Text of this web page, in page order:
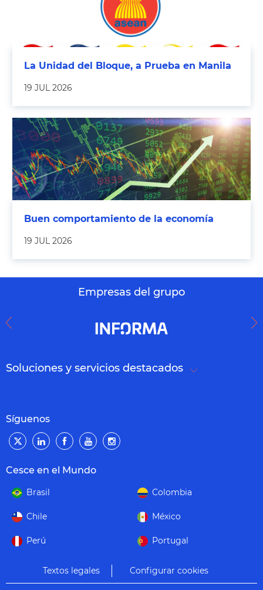
La Unidad del Bloque, a Prueba en Manila
19 JUL 2026
Buen comportamiento de la economía
19 JUL 2026
Empresas del grupo
Soluciones y servicios destacados
Síguenos
Cesce en el Mundo
Brasil Colombia
Chile México
Perú Portugal
Textos legales Configurar cookies